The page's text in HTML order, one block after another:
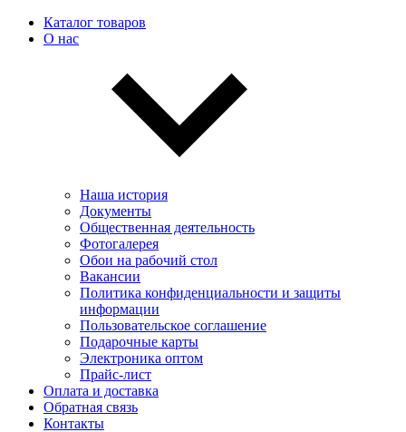
Каталог товаров
О нас
Наша история
Документы
Общественная деятельность
Фотогалерея
Обои на рабочий стол
Вакансии
Политика конфиденциальности и защиты
информации
Пользовательскоe соглашение
Подарочные карты
Электроника оптом
Прайс-лист
Оплата и доставка
Обратная связь
Контакты